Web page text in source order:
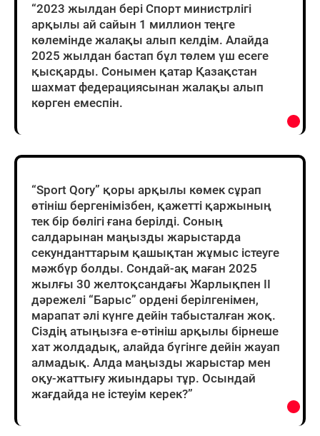
“2023 жылдан бері Спорт министрлігі
арқылы ай сайын 1 миллион теңге
көлемінде жалақы алып келдім. Алайда
2025 жылдан бастап бұл төлем үш есеге
қысқарды. Сонымен қатар Қазақстан
шахмат федерациясынан жалақы алып
көрген емеспін.
“Sport Qory” қоры арқылы көмек сұрап
өтініш бергенімізбен, қажетті қаржының
тек бір бөлігі ғана берілді. Соның
салдарынан маңызды жарыстарда
секунданттарым қашықтан жұмыс істеуге
мәжбүр болды. Сондай-ақ маған 2025
жылғы 30 желтоқсандағы Жарлықпен ІІ
дәрежелі “Барыс” ордені берілгенімен,
марапат әлі күнге дейін табысталған жоқ.
Сіздің атыңызға e-өтініш арқылы бірнеше
хат жолдадық, алайда бүгінге дейін жауап
алмадық. Алда маңызды жарыстар мен
оқу-жаттығу жиындары тұр. Осындай
жағдайда не істеуім керек?”